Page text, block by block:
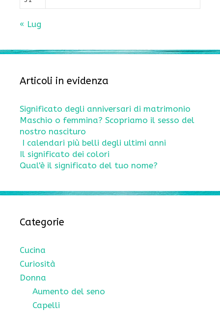
« Lug
Articoli in evidenza
Significato degli anniversari di matrimonio
Maschio o femmina? Scopriamo il sesso del
nostro nascituro
I calendari più belli degli ultimi anni
Il significato dei colori
Qual'è il significato del tuo nome?
Categorie
Cucina
Curiosità
Donna
Aumento del seno
Capelli